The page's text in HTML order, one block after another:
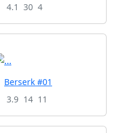
4.1 30 4
Berserk #01
3.9 14 11